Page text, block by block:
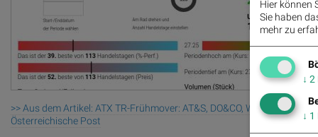
>> Aus dem Artikel: ATX TR-Frühmover: AT&S, DO&CO, Wienerberger,
Österreichische Post
Hier können
Sie haben
mehr zu
↓ 2
↓ 1